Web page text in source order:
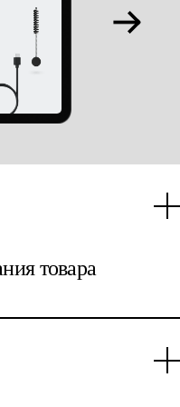
для покупки
пользователи
отслеживая
в развитие
товара
возможность
покупки в
упростило